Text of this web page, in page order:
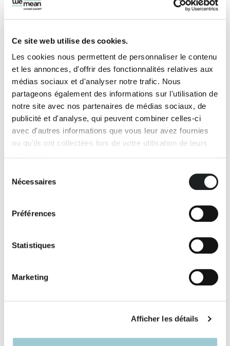
Ce site web utilise des cookies.
Les cookies nous permettent de personnaliser le contenu
et les annonces, d'offrir des fonctionnalités relatives aux
médias sociaux et d'analyser notre trafic. Nous
partageons également des informations sur l'utilisation de
notre site avec nos partenaires de médias sociaux, de
publicité et d'analyse, qui peuvent combiner celles-ci
avec d'autres informations que vous leur avez fournies
ou qu'ils ont collectées lors de votre utilisation de leurs
Nécessaires
Préférences
Statistiques
Marketing
Afficher les détails
Notre actualité
Découvrir nos derniers articles :
réflexions, actualités, interviews,
tribunes.
Nous cherchons sans cesse de nouvelles
manières de donner du sens à ce que nous
convictions !